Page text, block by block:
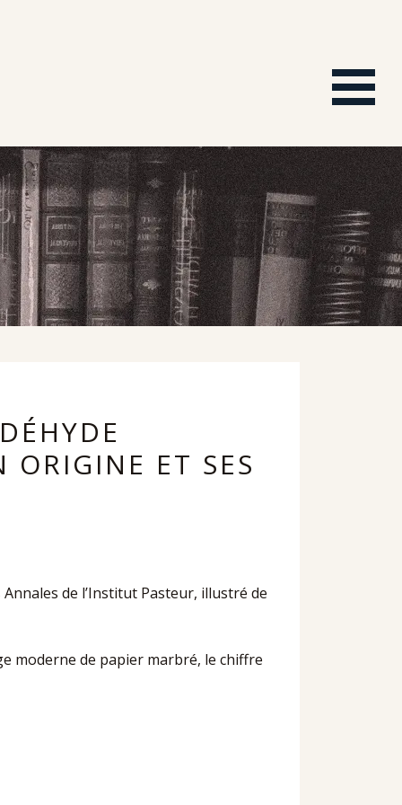
ET SES
de l’Institut Pasteur, illustré de
moderne de papier marbré, le chiffre